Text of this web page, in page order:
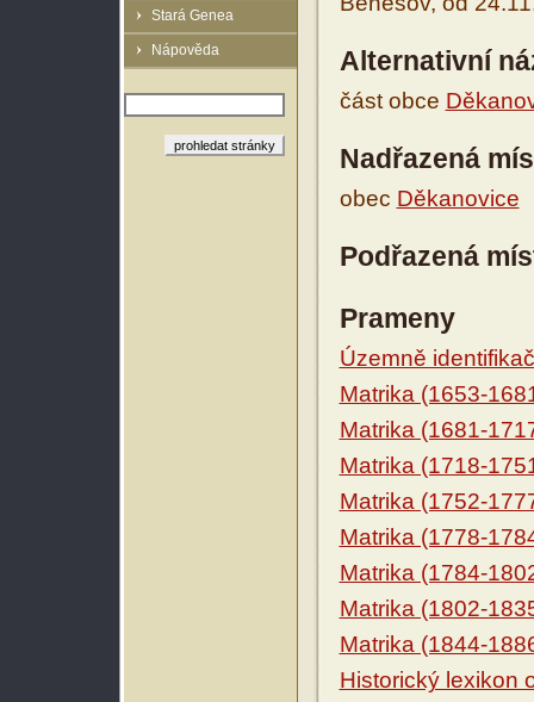
Stará Genea
Nápověda Alternativní
část obce
Nadřazená
obec Děkanovice
Podřazená
Prameny
Územně
Matrika (1653-
Matrika (1681-
Matrika (1718-
Matrika (1752-
Matrika (1778-
Matrika (1784-
Matrika (1802-
Matrika (1844-
Historický lexikon